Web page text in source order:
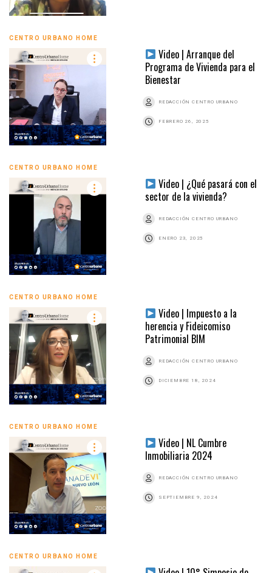
CENTRO URBANO HOME
Video | Arranque del
Programa de Vivienda para el
Bienestar
REDACCIÓN CENTRO URBANO
FEBRERO 26, 2025
CENTRO URBANO HOME
Video | ¿Qué pasará con el
sector de la vivienda?
REDACCIÓN CENTRO URBANO
ENERO 23, 2025
CENTRO URBANO HOME
Video | Impuesto a la
herencia y Fideicomiso
Patrimonial BIM
REDACCIÓN CENTRO URBANO
DICIEMBRE 18, 2024
CENTRO URBANO HOME
Video | NL Cumbre
Inmobiliaria 2024
REDACCIÓN CENTRO URBANO
SEPTIEMBRE 9, 2024
CENTRO URBANO HOME